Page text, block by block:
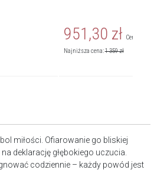
951,30 zł Cena
Najniższa cena:1 359zł
miłości. Ofiarowanie go bliskiej
deklarację głębokiego uczucia.
codziennie – każdy powód jest